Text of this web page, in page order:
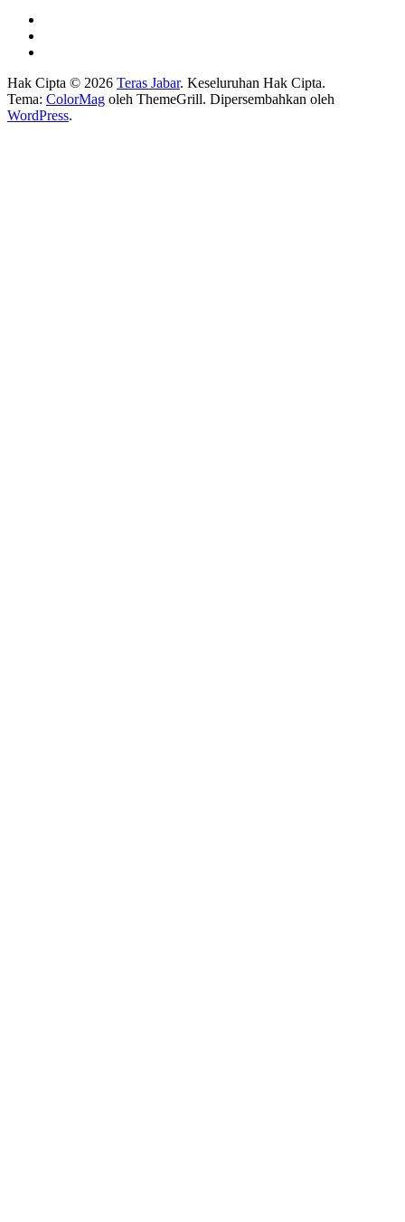
Hak Cipta © 2026 Teras Jabar. Keseluruhan Hak Cipta.
Tema: ColorMag oleh ThemeGrill. Dipersembahkan oleh
WordPress.